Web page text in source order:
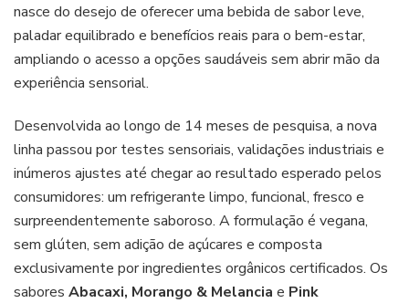
feito
com
frutas
reais
nasce do desejo de oferecer uma bebida de sabor leve,
paladar equilibrado e benefícios reais para o bem-estar,
ampliando o acesso a opções saudáveis sem abrir mão da
experiência sensorial.
Desenvolvida ao longo de 14 meses de pesquisa, a nova
linha passou por testes sensoriais, validações industriais e
inúmeros ajustes até chegar ao resultado esperado pelos
consumidores: um refrigerante limpo, funcional, fresco e
surpreendentemente saboroso. A formulação é vegana,
sem glúten, sem adição de açúcares e composta
exclusivamente por ingredientes orgânicos certificados. Os
sabores Abacaxi, Morango & Melancia e Pink